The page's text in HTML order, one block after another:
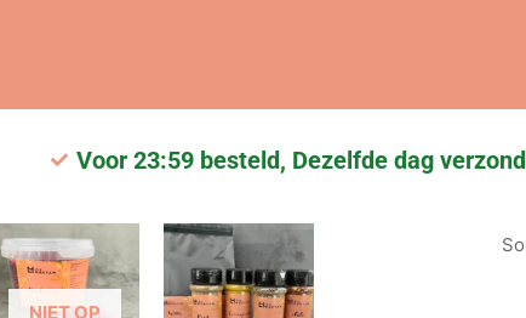
Voor 23:59 besteld, Dezelfde dag
Gesorteerd
populariteit
NIET OP